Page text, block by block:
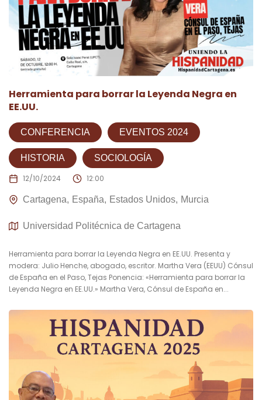
Herramienta para borrar la Leyenda Negra en
EE.UU.
CONFERENCIA EVENTOS 2024
HISTORIA SOCIOLOGÍA
12/10/2024 12:00
Cartagena España Estados Unidos Murcia
Universidad Politécnica de Cartagena
Herramienta para borrar la Leyenda Negra en EE.UU. Presenta y
modera: Julio Henche, abogado, escritor. Martha Vera (EEUU) Cónsul
de España en el Paso, Tejas Ponencia: «Herramienta para borrar la
Leyenda Negra en EE.UU.» Martha Vera, Cónsul de España en...